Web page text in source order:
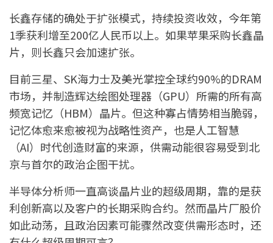
长鑫存储的确处于扩张模式，持续投资收效，今年第
1季获利增至200亿人民币以上。如果苹果采购长鑫晶
片，则长鑫只会加速扩张。
目前三星、SK海力士及美光掌控全球约90%的DRAM
市场，并制造辉达绘图处理器（GPU）所需的所有高
频宽记忆（HBM）晶片。但这种寡占情势相当脆弱，
记忆体愈来愈被视为战略性资产，也是人工智慧
（AI）时代创造财富的来源，供需动能很容易受到北
京与首尔的政治企图干扰。
半导体分析师一直高谈晶片业的超级周期，靠的是获
利创新高以及客户的长期采购合约。然而晶片厂股价
如此动荡，且政治因素可能骤然改变供需形态时，还